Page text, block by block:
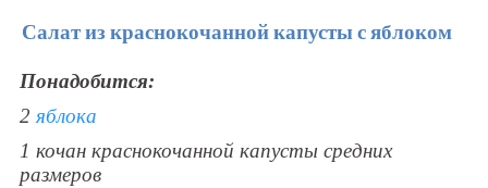
Салат из краснокочанной капусты с яблоком
Понадобится:
2яблока
1 кочан краснокочанной капусты средних
размеров